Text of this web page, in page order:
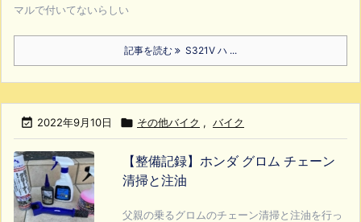
マルで付いてないらしい
記事を読む S321V ハ ...
 2022年9月10日  その他バイク , バイク
【整備記録】ホンダ グロム チェーン
清掃と注油
父親の乗るグロムのチェーン清掃と注油を行っ